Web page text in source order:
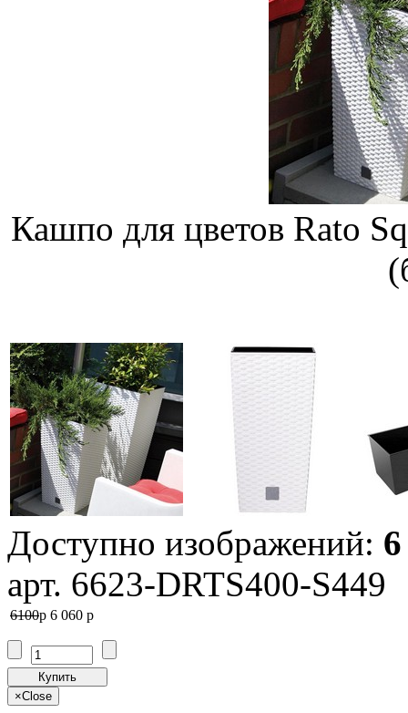
Кашпо для цветов Rato
Доступно изображений: 6
арт. 6623-DRTS400-S449
6100p 6 060 p
Купить
×Close